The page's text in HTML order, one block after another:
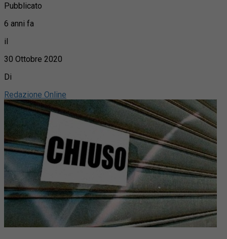
Pubblicato
6 anni fa
il
30 Ottobre 2020
Di
Redazione Online